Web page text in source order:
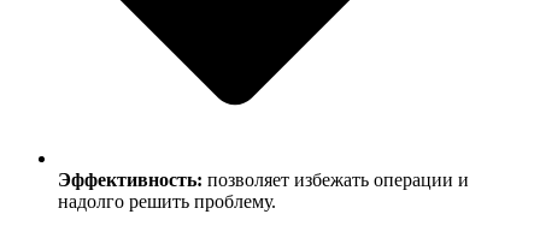
Эффективность: позволяет избежать операции и
надолго решить проблему.